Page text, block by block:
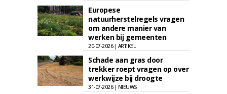
Europese
natuurherstelregels vragen
om andere manier van
werken bij gemeenten
20-07-2026 | ARTIKEL
Schade aan gras door
trekker roept vragen op over
werkwijze bij droogte
31-07-2026 | NIEUWS